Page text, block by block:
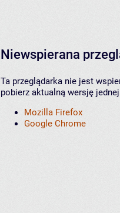
Niewspierana
Ta przeglądarka nie jest
pobierz aktualną wersję
Mozilla Firefox
Google Chrome